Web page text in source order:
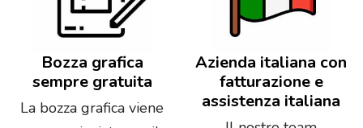
Bozza grafica
sempre gratuita
La bozza grafica viene
Azienda italiana con
fatturazione e
assistenza italiana